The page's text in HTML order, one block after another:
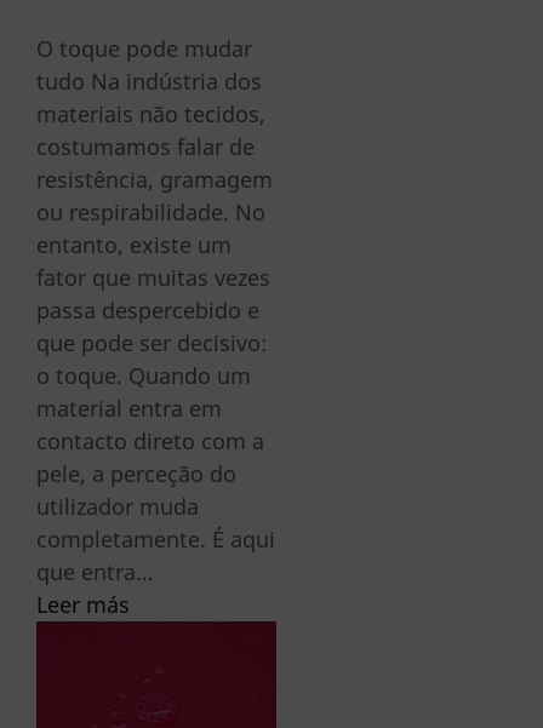
O toque pode mudar
tudo Na indústria dos
materiais não tecidos,
costumamos falar de
resistência, gramagem
ou respirabilidade. No
entanto, existe um
fator que muitas vezes
passa despercebido e
que pode ser decisivo:
o toque. Quando um
material entra em
contacto direto com a
pele, a perceção do
utilizador muda
completamente. É aqui
que entra…
Leer más